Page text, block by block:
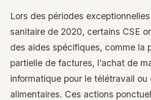
Lors des périodes
sanitaire de 2020, certains CSE
des aides spécifiques, comme la
partielle de factures, l’achat de
informatique pour le télétravail ou
alimentaires. Ces actions